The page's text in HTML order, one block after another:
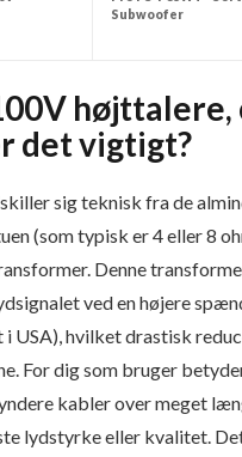
Subwoofer
højttalere,
det vigtigt?
sig teknisk fra de
(som typisk er 4 eller 8
Denne
ved en højere
i USA), hvilket drastisk
For dig som bruger
kabler over meget
lydstyrke eller kvalitet.